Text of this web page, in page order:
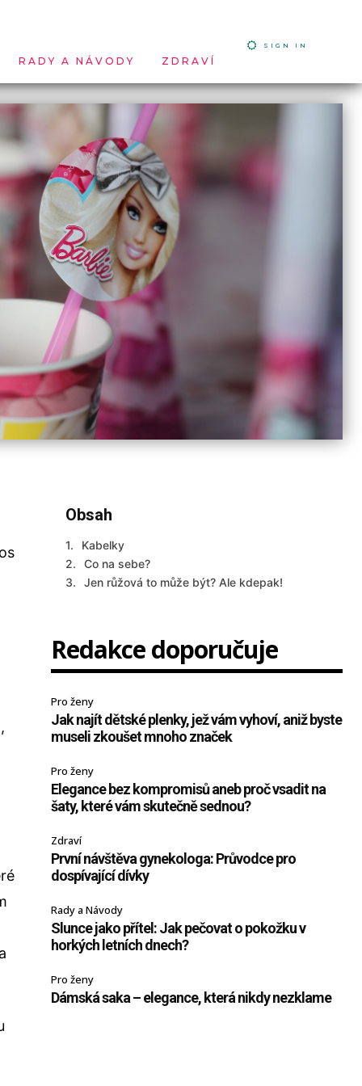
RADY A NÁVODY ZDRAVÍ
SIGN IN
Obsah
Kabelky
Co na sebe?
Jen růžová to může být? Ale kdepak!
Redakce doporučuje
Pro ženy
Jak najít dětské plenky, jež vám vyhoví, aniž byste
museli zkoušet mnoho značek
Pro ženy
Elegance bez kompromisů aneb proč vsadit na
šaty, které vám skutečně sednou?
Zdraví
První návštěva gynekologa: Průvodce pro
dospívající dívky
Rady a Návody
Slunce jako přítel: Jak pečovat o pokožku v
horkých letních dnech?
Pro ženy
Dámská saka – elegance, která nikdy nezklame